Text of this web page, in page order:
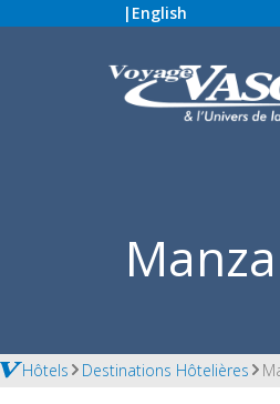
| English
Hôtels Destinations Hôtelières